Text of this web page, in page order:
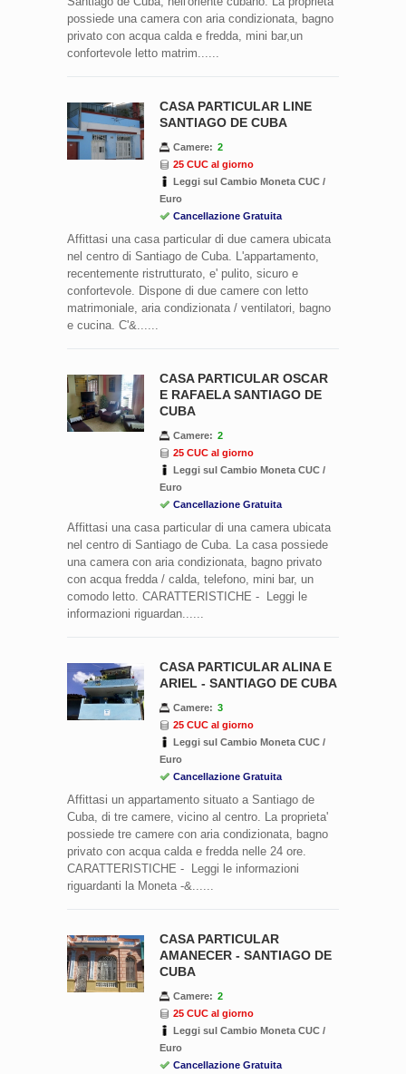
possiede una camera con aria condizionata, bagno
privato con acqua calda e fredda, mini bar,un
confortevole letto matrim......
CASA PARTICULAR LINE
SANTIAGO DE CUBA
Camere: 2
25 CUC al giorno
Leggi sul Cambio Moneta CUC /
Euro
Cancellazione Gratuita
Affittasi una casa particular di due camera ubicata
nel centro di Santiago de Cuba. L'appartamento,
recentemente ristrutturato, e' pulito, sicuro e
confortevole. Dispone di due camere con letto
matrimoniale, aria condizionata / ventilatori, bagno
e cucina. C'&......
CASA PARTICULAR OSCAR
E RAFAELA SANTIAGO DE
CUBA
Camere: 2
25 CUC al giorno
Leggi sul Cambio Moneta CUC /
Euro
Cancellazione Gratuita
Affittasi una casa particular di una camera ubicata
nel centro di Santiago de Cuba. La casa possiede
una camera con aria condizionata, bagno privato
con acqua fredda / calda, telefono, mini bar, un
comodo letto. CARATTERISTICHE - Leggi le
informazioni riguardan......
CASA PARTICULAR ALINA E
ARIEL - SANTIAGO DE CUBA
Camere: 3
25 CUC al giorno
Leggi sul Cambio Moneta CUC /
Euro
Cancellazione Gratuita
Affittasi un appartamento situato a Santiago de
Cuba, di tre camere, vicino al centro. La proprieta'
possiede tre camere con aria condizionata, bagno
privato con acqua calda e fredda nelle 24 ore.
CARATTERISTICHE - Leggi le informazioni
riguardanti la Moneta -&......
CASA PARTICULAR
AMANECER - SANTIAGO DE
CUBA
Camere: 2
25 CUC al giorno
Leggi sul Cambio Moneta CUC /
Euro
Cancellazione Gratuita